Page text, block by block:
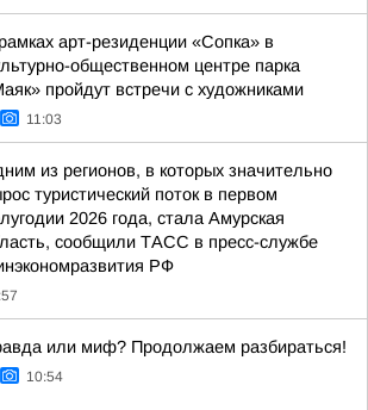
арт-резиденции «Сопка» в
общественном центре парка
пройдут встречи с художниками
11:03
из регионов, в которых значительно
туристический поток в первом
2026 года, стала Амурская
сообщили ТАСС в пресс-службе
РФ
или миф? Продолжаем разбираться!
10:54